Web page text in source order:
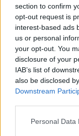
section to confirm
opt-out request is
interest-based ads
us or personal
your opt-out. You
disclosure of your
IAB’s list of
also be disclosed
Downstream
Personal Data
οικονομικές
με άλλους/ες.
είδηση που
βρεις μια
εδώ και
είναι έντονη
καταλάβεις